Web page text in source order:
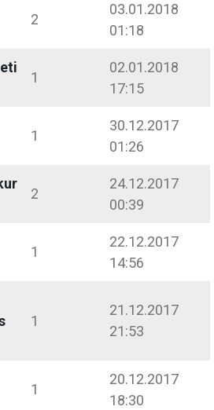
2
03.01.2018
01:18
1
02.01.2018
17:15
1
30.12.2017
01:26
2
24.12.2017
00:39
1
22.12.2017
14:56
1
21.12.2017
21:53
1
20.12.2017
18:30